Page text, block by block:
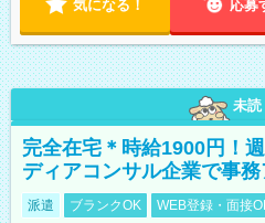
気になる！ 応募
未読
完全在宅＊時給1900円！
ディアコンサル企業で事
派遣 ブランクOK WEB登録・面接